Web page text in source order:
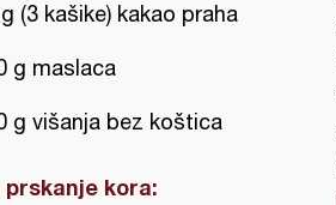
(3 kašike) kakao praha
g maslaca
g višanja bez koštica
prskanje kora: